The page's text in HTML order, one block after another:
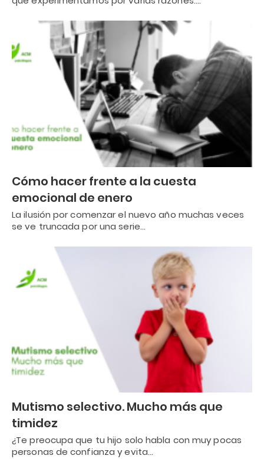
Cómo hacer frente a la cuesta
emocional de enero
La ilusión por comenzar el nuevo año muchas veces
se ve truncada por una serie…
Mutismo selectivo. Mucho más que
timidez
¿Te preocupa que tu hijo solo habla con muy pocas
personas de confianza y evita…